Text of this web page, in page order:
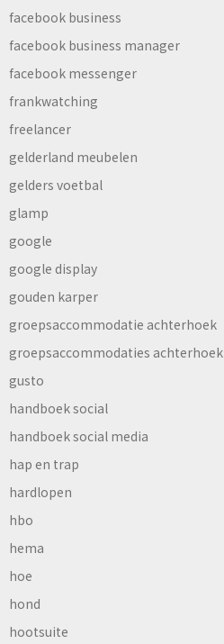
facebook business
facebook business manager
facebook messenger
frankwatching
freelancer
gelderland meubelen
gelders voetbal
glamp
google
google display
gouden karper
groepsaccommodatie achterhoek
groepsaccommodaties achterhoek
gusto
handboek social
handboek social media
hap en trap
hardlopen
hbo
hema
hoe
hond
hootsuite